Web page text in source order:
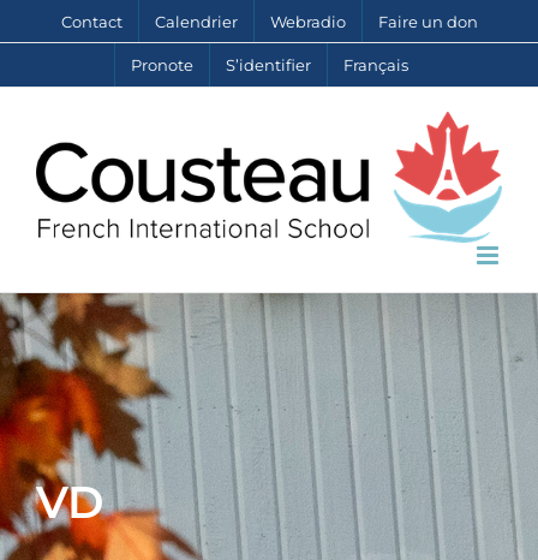
content
Contact Calendrier Webradio Faire un don
Pronote S’identifier Français
VD